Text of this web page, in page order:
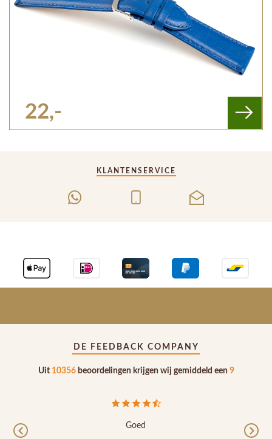
22,-
KLANTENSERVICE
DE FEEDBACK COMPANY
Uit 10356beoordelingen krijgen wij gemiddeld een 9
Previous